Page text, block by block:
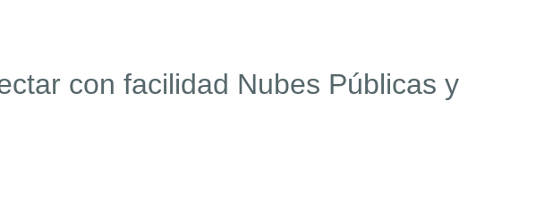
con facilidad Nubes Públicas y